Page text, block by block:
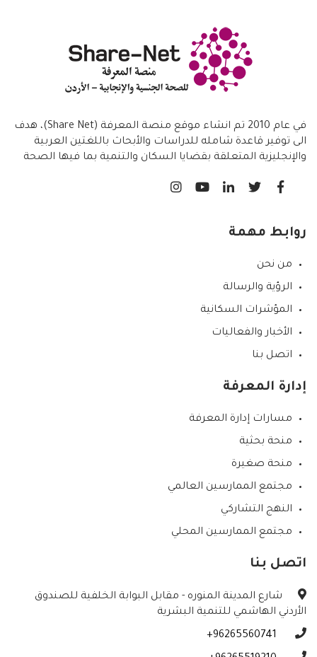
في عام 2010 تم انشاء موقع منصة المعرفة (Share Net)، هدف
الى توفير قاعدة شامله للدراسات والأبحاث باللغتين العربية
والإنجليزية المتعلقة بقضايا السكان والتنمية بما فيها الصحة
روابط مهمة
من نحن
الرؤية والرسالة
المؤشرات السكانية
الأخبار والفعاليات
اتصل بنا
إدارة المعرفة
مسارات إدارة المعرفة
منحة بحثية
منحة صغيرة
مجتمع الممارسين العالمي
النهج التشاركي
مجتمع الممارسين المحلي
اتصل بنا
شارع المدينة المنوره - مقابل البوابة الخلفية للصندوق
الأردني الهاشمي للتنمية البشرية